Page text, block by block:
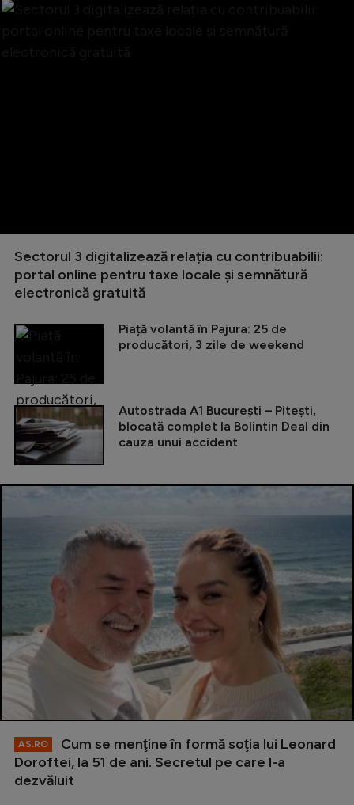
Sectorul 3 digitalizează relația cu contribuabilii:
portal online pentru taxe locale și semnătură
electronică gratuită
Piață volantă în Pajura: 25 de
producători, 3 zile de weekend
Autostrada A1 București – Pitești,
blocată complet la Bolintin Deal din
cauza unui accident
AS.RO
Cum se menţine în formă soţia lui Leonard
Doroftei, la 51 de ani. Secretul pe care l-a
dezvăluit